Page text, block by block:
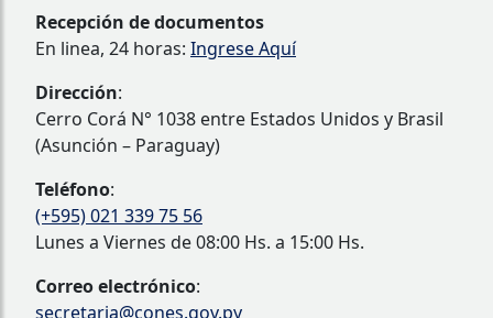
Recepción de documentos
En linea, 24 horas: Ingrese Aquí
Dirección:
Cerro Corá N° 1038 entre Estados Unidos y Brasil
(Asunción – Paraguay)
Teléfono:
(+595) 021 339 75 56
Lunes a Viernes de 08:00 Hs. a 15:00 Hs.
Correo electrónico:
secretaria@cones.gov.py